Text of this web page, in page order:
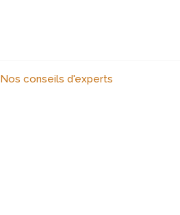
Nos conseils d'experts